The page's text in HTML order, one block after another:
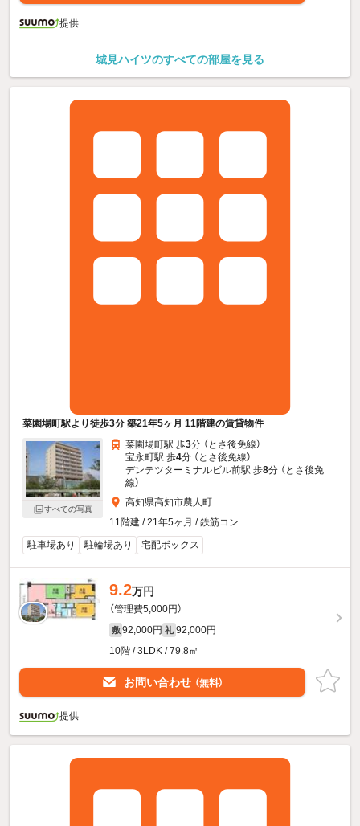
提供
城見ハイツのすべての部屋を見る
菜園場町駅より徒歩3分 築21年5ヶ月 11階建の賃貸物件
すべての写真
菜園場町駅 歩3分 （とさ後免線）
宝永町駅 歩4分 （とさ後免線）
デンテツターミナルビル前駅 歩8分 （とさ後免
線）
高知県高知市農人町
11階建 / 21年5ヶ月 / 鉄筋コン
駐車場あり
駐輪場あり 宅配ボックス
9.2万円
（管理費5,000円）
敷 92,000円 礼 92,000円
10階 / 3LDK / 79.8㎡
お問い合わせ （無料）
提供